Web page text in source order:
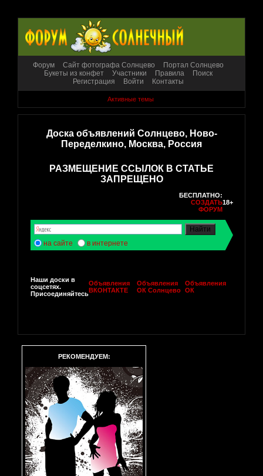
Форум Сайт фотографа Солнцево
Портал Солнцево
Букеты из конфет
Участники Правила
Поиск
Регистрация
Войти Контакты
Активные темы
Доска объявлений Солнцево, Ново-
Переделкино, Москва, Россия
РАЗМЕЩЕНИЕ ССЫЛОК В СТАТЬЕ
ЗАПРЕЩЕНО
БЕСПЛАТНО:
СОЗДАТЬ
ФОРУМ
18+
на сайте в интернете
Наши доски в
соцсетях.
Присоединяйтесь
Объявления
ВКОНТАКТЕ
Объявления
ОК Солнцево
Объявления
ОК
РЕКОМЕНДУЕМ: